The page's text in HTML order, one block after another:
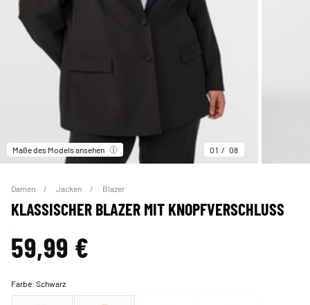
Maße des Models ansehen 01 08
Damen Jacken Blazer
KLASSISCHER BLAZER MIT KNOPFVERSCHLUSS
59,99 €
Farbe:Schwarz